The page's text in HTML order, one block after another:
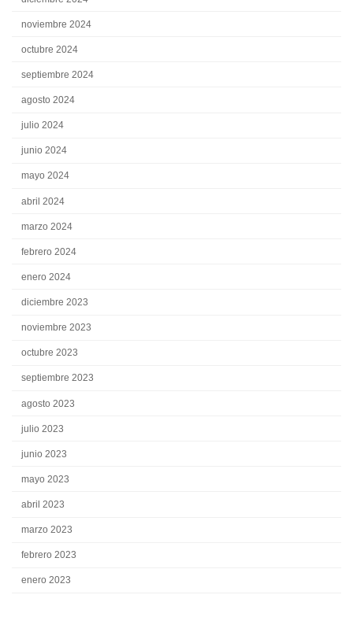
noviembre 2024
octubre 2024
septiembre 2024
agosto 2024
julio 2024
junio 2024
mayo 2024
abril 2024
marzo 2024
febrero 2024
enero 2024
diciembre 2023
noviembre 2023
octubre 2023
septiembre 2023
agosto 2023
julio 2023
junio 2023
mayo 2023
abril 2023
marzo 2023
febrero 2023
enero 2023